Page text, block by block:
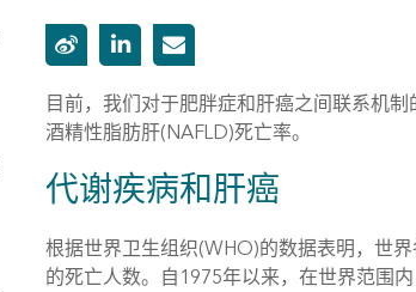
目前，我们对于肥胖症和肝癌之间联系机
酒精性脂肪肝(NAFLD)死亡率。
代谢疾病和肝癌
根据世界卫生组织(WHO)的数据表明，世
的死亡人数。自1975年以来，在世界范围